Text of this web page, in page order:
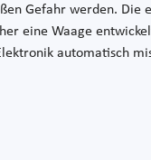
Gefahr werden. Die
eine Waage
automatisch